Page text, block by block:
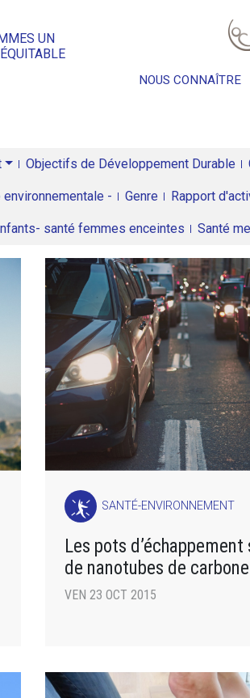
UN
NOUS CONNAÎTRE
Objectifs de Développement Durable
- Genre Rapport
santé femmes enceintes Santé
SANTÉ-ENVIRONNEMENT
Les pots d’échappement
de nanotubes de carbone
VEN 23 OCT 2015